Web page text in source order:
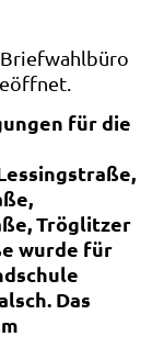
Briefwahlbüro
für die
Tröglitzer
wurde für
Das